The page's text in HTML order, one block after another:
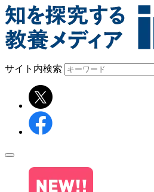
サイト内検索